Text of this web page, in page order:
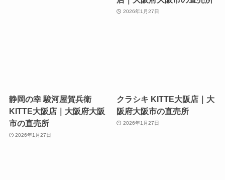
2026年1月27日
静岡の幸 駿河屋賀兵衛
KITTE大阪店｜大阪府大阪
市の直売所
2026年1月27日
クラシキ KITTE大阪店｜大
阪府大阪市の直売所
2026年1月27日